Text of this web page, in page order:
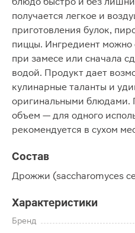
получается легкое и
приготовления булок,
пиццы. Ингредиент можно
при замесе или сначала
водой. Продукт дает
кулинарные таланты и
оригинальными блюдами.
объем — для одного
рекомендуется в сухом
Состав
Дрожжи (saccharomyces
Характеристики
Бренд